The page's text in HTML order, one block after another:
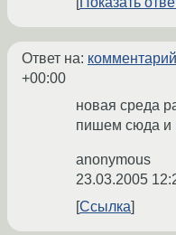
Ответ на: комментарий
+00:00
новая среда
пишем сюда и
anonymous
23.03.2005
Ссылка